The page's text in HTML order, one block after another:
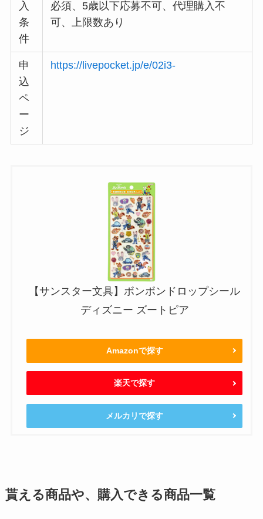
入
条
件
必須、5歳以下応募不可、代理購入不
可、上限数あり
申
込
ペ
ー
ジ
https://livepocket.jp/e/02i3-
【サンスター文具】ボンボンドロップシール
ディズニー ズートピア
Amazonで探す
楽天で探す
メルカリで探す
貰える商品や、購入できる商品一覧